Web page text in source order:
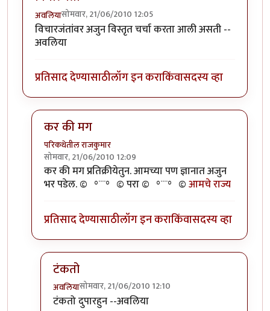
अवलियासोमवार, 21/06/2010 12:05
विचारजंतांवर अजुन विस्तृत चर्चा करता आली असती --
अवलिया
प्रतिसाद देण्यासाठीलॉग इन कराकिंवासदस्य व्हा
कर की मग
परिकथेतील राजकुमार
सोमवार, 21/06/2010 12:09
In reply toविचारजंताbyअवलिया
कर की मग प्रतिक्रीयेतुन. आमच्या पण ज्ञानात अजुन
भर पडेल. ©º°¨¨°º© परा ©º°¨¨°º©आमचे राज्य
प्रतिसाद देण्यासाठीलॉग इन कराकिंवासदस्य व्हा
टंकतो
अवलियासोमवार, 21/06/2010 12:10
In reply toकर की मगby
टंकतो दुपारहुन --अवलिया